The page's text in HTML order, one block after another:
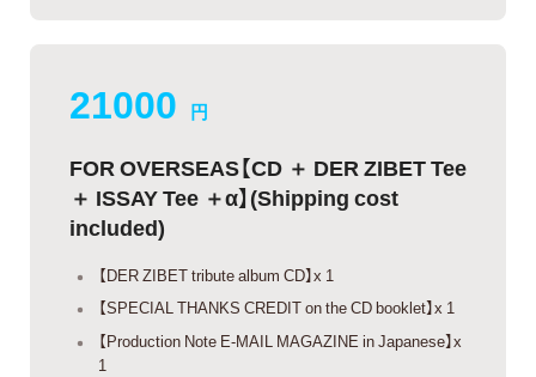
21000 円
FOR OVERSEAS【CD ＋ DER ZIBET Tee
＋ ISSAY Tee ＋α】(Shipping cost
included)
【DER ZIBET tribute album CD】x 1
【SPECIAL THANKS CREDIT on the CD booklet】x 1
【Production Note E-MAIL MAGAZINE in Japanese】x
1